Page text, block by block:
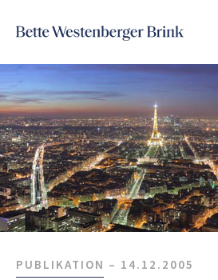
PUBLIKATION – 14.12.2005